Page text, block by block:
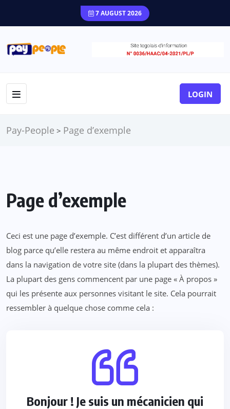
7 AUGUST 2026
LOGIN
Pay-People > Page d’exemple
Page d’exemple
Ceci est une page d’exemple. C’est différent d’un article de
blog parce qu’elle restera au même endroit et apparaîtra
dans la navigation de votre site (dans la plupart des thèmes).
La plupart des gens commencent par une page « À propos »
qui les présente aux personnes visitant le site. Cela pourrait
ressembler à quelque chose comme cela :
Bonjour ! Je suis un mécanicien qui